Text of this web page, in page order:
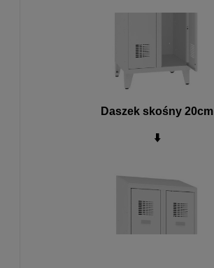
Daszek skośny 20cm
⬇️